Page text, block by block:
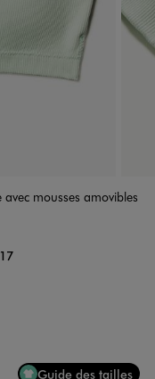
mousses amovibles
Guide des tailles